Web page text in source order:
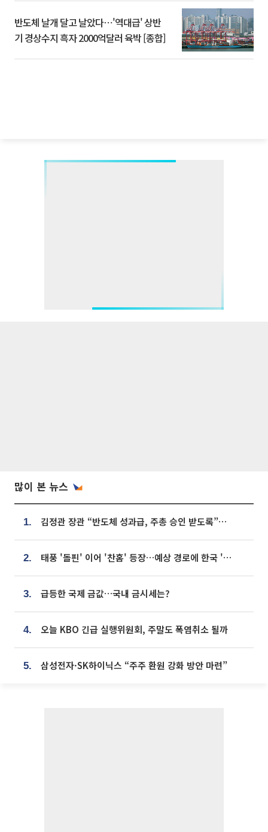
반도체 날개 달고 날았다⋯'역대급' 상반
기 경상수지 흑자 2000억달러 육박 [종합]
많이 본 뉴스
1. 김정관 장관 “반도체 성과급, 주총 승인 받도록”…상법·자본시장법 개정 시사
2. 태풍 '돌핀' 이어 '찬홈' 등장…예상 경로에 한국 '한숨'
3. 급등한 국제 금값…국내 금시세는?
4. 오늘 KBO 긴급 실행위원회, 주말도 폭염취소 될까
5. 삼성전자·SK하이닉스 “주주 환원 강화 방안 마련”